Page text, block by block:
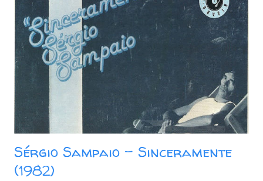
Tom e Radar 14. Artigo 26 Baixar: 119 MB - ZiP - MP3 - 320 Kbps
Google Drive - Box - MEGA - MediaFire
Sérgio Sampaio - Sinceramente
(1982)